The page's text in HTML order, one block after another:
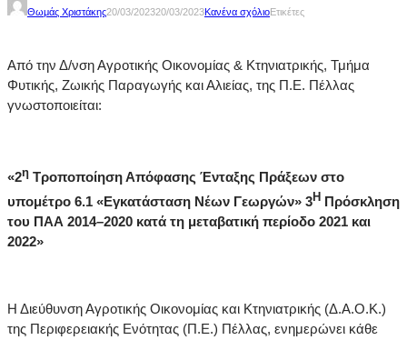
Θωμάς Χριστάκης20/03/202320/03/2023Κανένα σχόλιοΕτικέτες
Από την Δ/νση Αγροτικής Οικονομίας & Κτηνιατρικής, Τμήμα
Φυτικής, Ζωικής Παραγωγής και Αλιείας, της Π.Ε. Πέλλας
γνωστοποιείται:
«2η Τροποποίηση Απόφασης Ένταξης Πράξεων στο
υπομέτρο 6.1 «Εγκατάσταση Νέων Γεωργών» 3Η Πρόσκληση
του ΠΑΑ 2014–2020 κατά τη μεταβατική περίοδο 2021 και
2022»
Η Διεύθυνση Αγροτικής Οικονομίας και Κτηνιατρικής (Δ.Α.Ο.Κ.)
της Περιφερειακής Ενότητας (Π.Ε.) Πέλλας, ενημερώνει κάθε